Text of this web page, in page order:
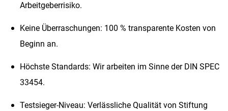
Arbeitgeberrisiko.
Keine Überraschungen: 100 % transparente Kosten von
Beginn an.
Höchste Standards: Wir arbeiten im Sinne der DIN SPEC
33454.
Testsieger-Niveau: Verlässliche Qualität von Stiftung